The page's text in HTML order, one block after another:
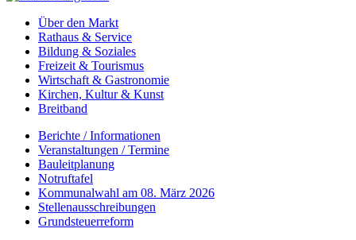
Über den Markt
Rathaus & Service
Bildung & Soziales
Freizeit & Tourismus
Wirtschaft & Gastronomie
Kirchen, Kultur & Kunst
Breitband
Berichte / Informationen
Veranstaltungen / Termine
Bauleitplanung
Notruftafel
Kommunalwahl am 08. März 2026
Stellenausschreibungen
Grundsteuerreform